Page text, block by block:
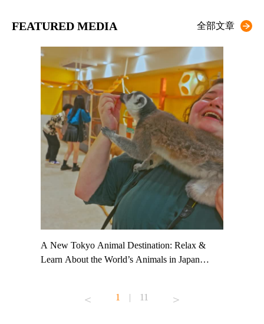
FEATURED MEDIA 全部文章
A New Tokyo Animal Destination: Relax &
Learn About the World’s Animals in Japan
#japantrip #카피바라 #애니터치 #아이와가볼
1 | 11